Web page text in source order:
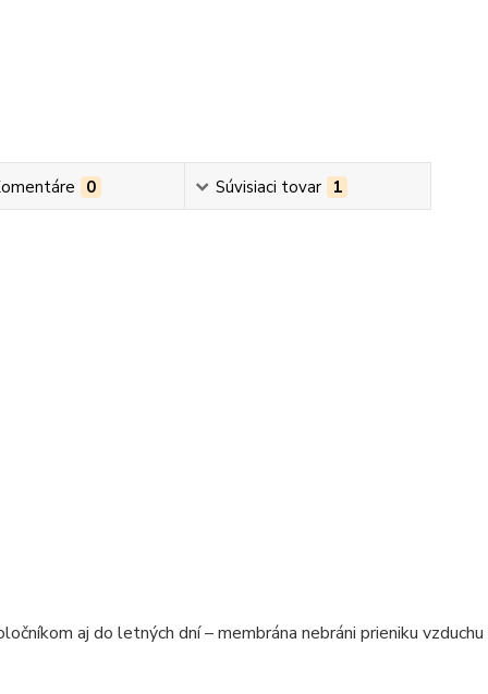
0 Súvisiaci tovar 1
aj do letných dní – membrána nebráni prieniku